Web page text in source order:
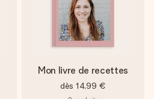
Mon livre de recettes
dès 14,99 €